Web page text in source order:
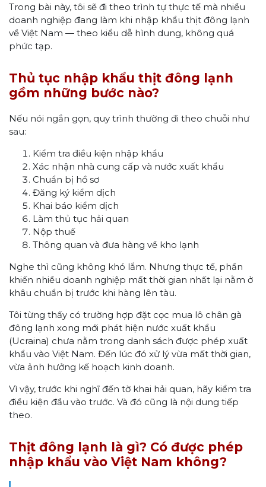
Trong bài này, tôi sẽ đi theo trình tự thực tế mà nhiều
doanh nghiệp đang làm khi nhập khẩu thịt đông lạnh
về Việt Nam — theo kiểu dễ hình dung, không quá
phức tạp.
Thủ tục nhập khẩu thịt đông lạnh
gồm những bước nào?
Nếu nói ngắn gọn, quy trình thường đi theo chuỗi như
sau:
Kiểm tra điều kiện nhập khẩu
Xác nhận nhà cung cấp và nước xuất khẩu
Chuẩn bị hồ sơ
Đăng ký kiểm dịch
Khai báo kiểm dịch
Làm thủ tục hải quan
Nộp thuế
Thông quan và đưa hàng về kho lạnh
Nghe thì cũng không khó lắm. Nhưng thực tế, phần
khiến nhiều doanh nghiệp mất thời gian nhất lại nằm ở
khâu chuẩn bị trước khi hàng lên tàu.
Tôi từng thấy có trường hợp đặt cọc mua lô chân gà
đông lạnh xong mới phát hiện nước xuất khẩu
(Ucraina) chưa nằm trong danh sách được phép xuất
khẩu vào Việt Nam. Đến lúc đó xử lý vừa mất thời gian,
vừa ảnh hưởng kế hoạch kinh doanh.
Vì vậy, trước khi nghĩ đến tờ khai hải quan, hãy kiểm tra
điều kiện đầu vào trước. Và đó cũng là nội dung tiếp
theo.
Thịt đông lạnh là gì? Có được phép
nhập khẩu vào Việt Nam không?